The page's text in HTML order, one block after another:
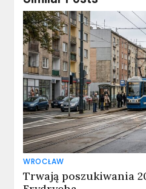
WROCŁAW
Trwają poszukiwania